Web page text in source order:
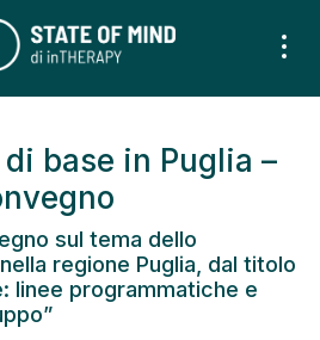
base in Puglia –
sul tema dello
nella regione Puglia, dal titolo
linee programmatiche e